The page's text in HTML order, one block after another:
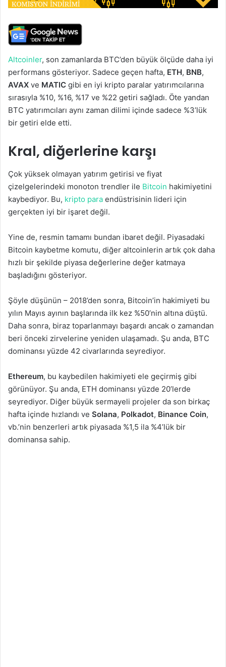
Altcoinler, son zamanlarda BTC’den büyük ölçüde daha iyi
performans gösteriyor. Sadece geçen hafta, ETH, BNB,
AVAX ve MATIC gibi en iyi kripto paralar yatırımcılarına
sırasıyla %10, %16, %17 ve %22 getiri sağladı. Öte yandan
BTC yatırımcıları aynı zaman dilimi içinde sadece %3’lük
bir getiri elde etti.
Kral, diğerlerine karşı
Çok yüksek olmayan yatırım getirisi ve fiyat
çizelgelerindeki monoton trendler ile Bitcoin hakimiyetini
kaybediyor. Bu, kripto para endüstrisinin lideri için
gerçekten iyi bir işaret değil.
Yine de, resmin tamamı bundan ibaret değil. Piyasadaki
Bitcoin kaybetme komutu, diğer altcoinlerin artık çok daha
hızlı bir şekilde piyasa değerlerine değer katmaya
başladığını gösteriyor.
Şöyle düşünün – 2018’den sonra, Bitcoin’in hakimiyeti bu
yılın Mayıs ayının başlarında ilk kez %50’nin altına düştü.
Daha sonra, biraz toparlanmayı başardı ancak o zamandan
beri önceki zirvelerine yeniden ulaşamadı. Şu anda, BTC
dominansı yüzde 42 civarlarında seyrediyor.
Ethereum, bu kaybedilen hakimiyeti ele geçirmiş gibi
görünüyor. Şu anda, ETH dominansı yüzde 20’lerde
seyrediyor. Diğer büyük sermayeli projeler da son birkaç
hafta içinde hızlandı ve Solana, Polkadot, Binance Coin,
vb.’nin benzerleri artık piyasada %1,5 ila %4’lük bir
dominansa sahip.